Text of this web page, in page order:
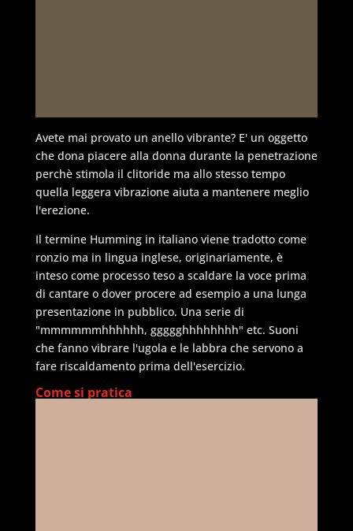
Avete mai provato un anello vibrante? E' un oggetto
che dona piacere alla donna durante la penetrazione
perchè stimola il clitoride ma allo stesso tempo
quella leggera vibrazione aiuta a mantenere meglio
l'erezione.
Il termine Humming in italiano viene tradotto come
ronzio ma in lingua inglese, originariamente, è
inteso come processo teso a scaldare la voce prima
di cantare o dover procere ad esempio a una lunga
presentazione in pubblico. Una serie di
"mmmmmmhhhhhh, ggggghhhhhhhh" etc. Suoni
che fanno vibrare l'ugola e le labbra che servono a
fare riscaldamento prima dell'esercizio.
Come si pratica